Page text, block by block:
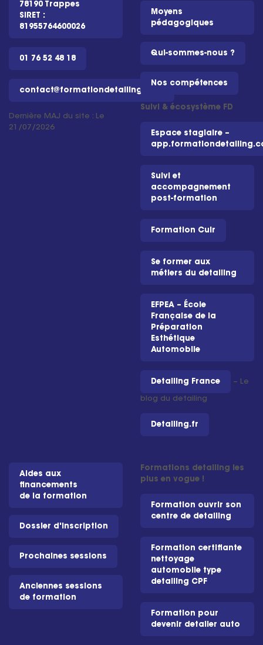
78190 Trappes
SIRET :
81955764600026
01 76 52 48 18
contact@formationdetailing.com
Dernière MAJ du site : Le
21/07/2026
Moyens
pédagogiques
Qui-sommes-nous ?
Nos compétences
Suivi & écosystème FD
Espace stagiaire –
Suivi et
accompagnement
post-formation
Formation Cuir
Se former aux
métiers du detailing
EFPEA – École
Française de la
Préparation
Esthétique
Automobile
Detailing France – Le
blog du detailing
Detailing.fr
Aides aux
financements
de la formation
Dossier d'inscription
Prochaines sessions
Anciennes sessions
de formation
Formations detailing les
plus en vogue !
Formation ouvrir son
centre de detailing
Formation certifiante
nettoyage
automobile type
detailing CPF
Formation pour
devenir detailer auto